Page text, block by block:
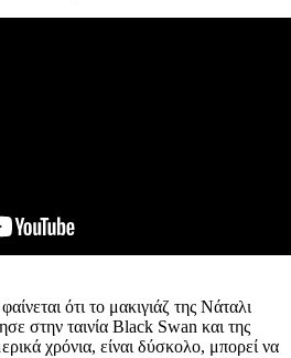
ότι το μακιγιάζ της Νάταλι
στην ταινία Black Swan και της
χρόνια, είναι δύσκολο, μπορεί να